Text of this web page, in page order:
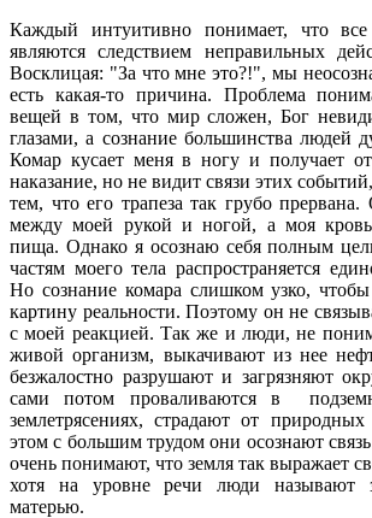
Каждый интуитивно понимает, что
являются следствием неправильных
Восклицая: "За что мне это?!", мы
есть какая-то причина. Проблема
вещей в том, что мир сложен, Бог
глазами, а сознание большинства людей
Комар кусает меня в ногу и получает
наказание, но не видит связи этих
тем, что его трапеза так грубо
между моей рукой и ногой, а моя
пища. Однако я осознаю себя полным
частям моего тела распространяется
Но сознание комара слишком узко,
картину реальности. Поэтому он не
с моей реакцией. Так же и люди, не
живой организм, выкачивают из нее
безжалостно разрушают и загрязняют
сами потом проваливаются в
землетрясениях, страдают от
этом с большим трудом они осознают
очень понимают, что земля так выражает
хотя на уровне речи люди называют
матерью.